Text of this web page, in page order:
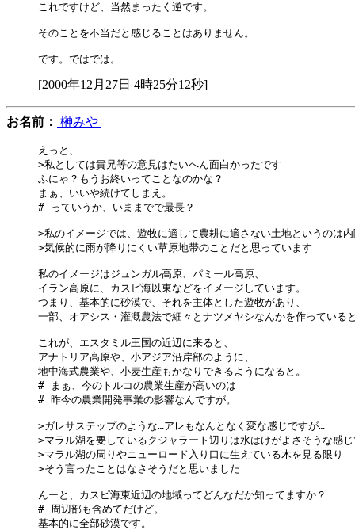
これですけど、当然まったく逆です。
そのことを不当だと感じることはありません。
[2000年12月27日 4時25分12秒]
お名前： 榊みや
えっと、
>私としては貴兄等の意見はたいへん面白かったです
ふにゃ？もうお終いってことなのかな？
まぁ、いいや続けてしまえ。
# っていうか、いままでで最長？
>私のイメージでは、遊牧に適して農耕に適さない土地というのは
>気候的に雨が降りにくい草原地帯のことだと思っています
私のイメージはジュンガル高原、パミール高原、
イラン高原に、カスピ海以東などをイメージしています。
つまり、基本的に砂漠で、それを主体とした遊牧があり、
一部、オアシス・灌漑農法で細々とナツメヤシなんかを作っている
これが、エスタミル王国の近辺に来ると、
アナトリア高原や、小アジア沿岸部のように、
地中海式農業や、小麦生産もかなりできるようになると。
# まぁ、今のトルコの農業生産が高いのは
# 昨今の農業開発事業の影響なんですが。
>ガレサステップのような…アレもなんとなく変な感じですが…
>マラル湖を要しているクジャラート辺りは水はけがよさそうな感
>マラル湖の周りやニューロード入り口に生えている木を見る限り
>そう言ったことはなさそうだと思いました
んーと、カスピ海東近辺の地域ってどんなだか知ってますか？
# 周辺部も含めてだけど。
基本的に全部砂漠です。